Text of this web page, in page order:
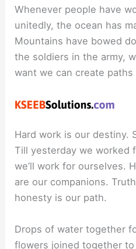
Whenever people have
unitedly, the ocean has
Mountains have bowed
the soldiers in the army,
want we can create
Hard work is our destiny.
Till yesterday we worked
we’ll work for ourselves.
are our companions.
honesty is our path.
Drops of water together
flowers joined together